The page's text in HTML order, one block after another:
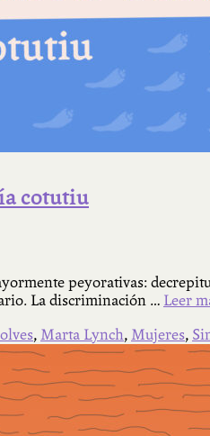
cotutiu
peyorativas:
La discriminación … Leer
, Marta Lynch, Mujeres,